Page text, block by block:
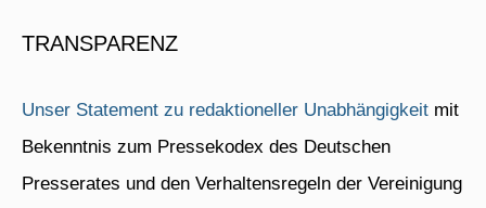
TRANSPARENZ
Unser Statement zu redaktioneller Unabhängigkeit mit
Bekenntnis zum Pressekodex des Deutschen
Presserates und den Verhaltensregeln der Vereinigung